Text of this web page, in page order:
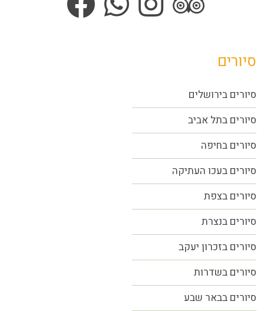
סיורים
סיורים בירושלים
סיורים בתל אביב
סיורים בחיפה
סיורים בעכו העתיקה
סיורים בצפת
סיורים בנצרת
סיורים בזכרון יעקב
סיורים בשדרות
סיורים בבאר שבע